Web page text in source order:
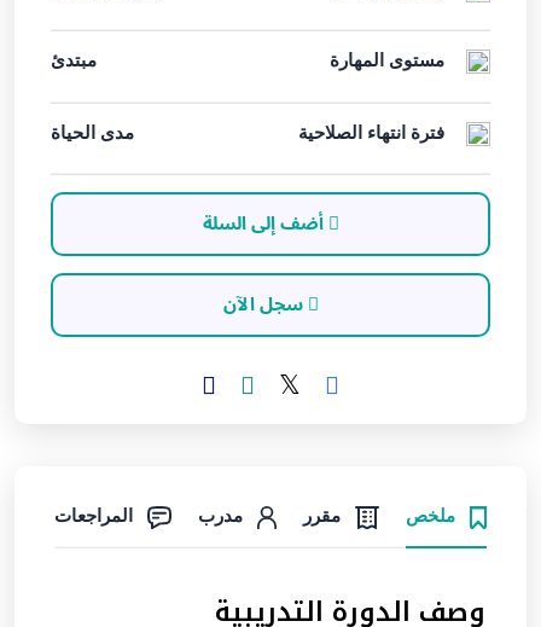
ملخص مقرر مدرب المراجعات
وصف الدورة التدريبية
مستوى المهارة مبتدئ
فترة انتهاء الصلاحية مدى الحياة
أضف إلى السلة
سجل الآن